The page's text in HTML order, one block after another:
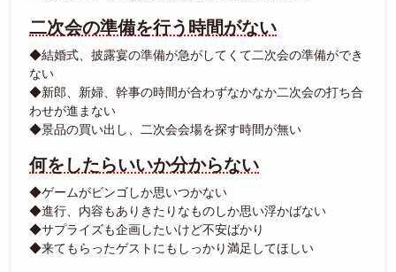
二次会の準備を行う時間がない
◆結婚式、披露宴の準備が急がしてくて二次会の準備ができ
ない
◆新郎、新婦、幹事の時間が合わずなかなか二次会の打ち合
わせが進まない
◆景品の買い出し、二次会会場を探す時間が無い
何をしたらいいか分からない
◆ゲームがビンゴしか思いつかない
◆進行、内容もありきたりなものしか思い浮かばない
◆サプライズも企画したいけど不安ばかり
◆来てもらったゲストにもしっかり満足してほしい